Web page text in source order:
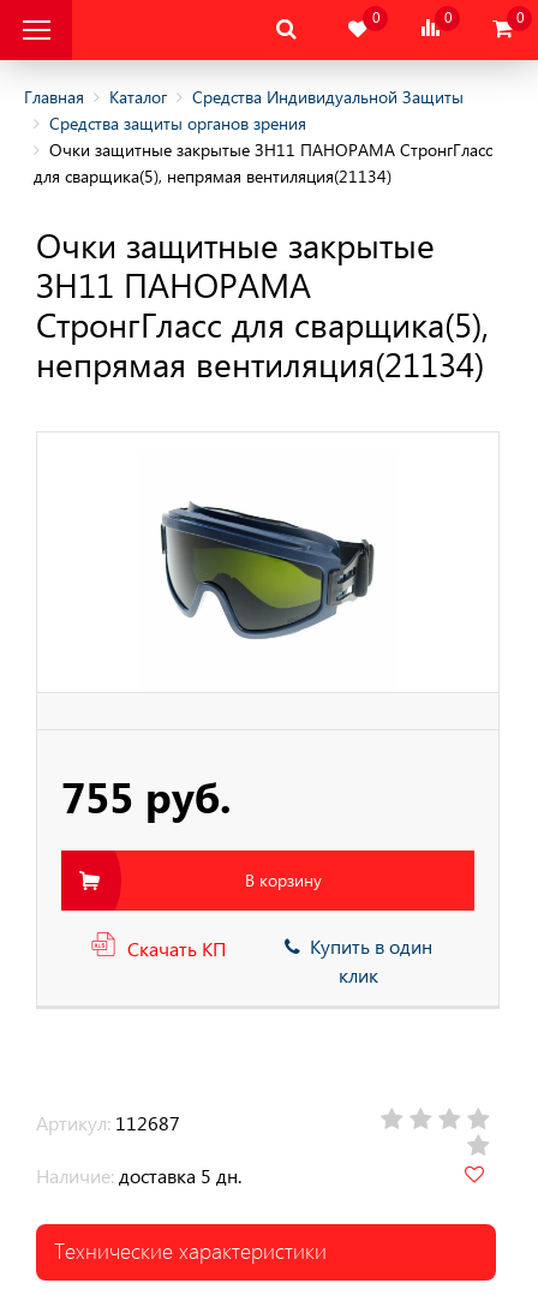
Защитная
Защитная
Индивидуальной
головы
слуха
0 0 0
Главная Каталог
Средства Индивидуальной Защиты
Средства защиты органов зрения
Очки защитные закрытые ЗН11 ПАНОРАМА СтронгГласс
для сварщика(5), непрямая вентиляция(21134)
Очки защитные закрытые
ЗН11 ПАНОРАМА
СтронгГласс для сварщика(5),
непрямая вентиляция(21134)
755 руб.
В корзину
Скачать КП
Купить в один
клик
Артикул: 112687
Наличие: доставка 5 дн.
Технические характеристики